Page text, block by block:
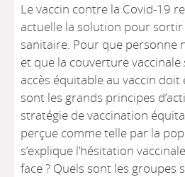
Le vaccin contre la Covid-19
actuelle la solution pour
sanitaire. Pour que personne
et que la couverture
accès équitable au vaccin
sont les grands principes
stratégie de vaccination
perçue comme telle par la
s’explique l’hésitation
face ? Quels sont les groupes